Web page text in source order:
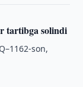
tartibga solindi
son,